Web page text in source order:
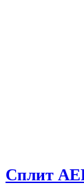
Сплит